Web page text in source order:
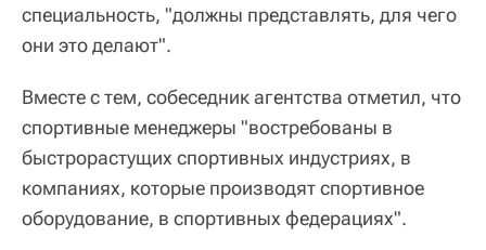
специальность, "должны представлять, для чего
они это делают".
Вместе с тем, собеседник агентства отметил, что
спортивные менеджеры "востребованы в
быстрорастущих спортивных индустриях, в
компаниях, которые производят спортивное
оборудование, в спортивных федерациях".